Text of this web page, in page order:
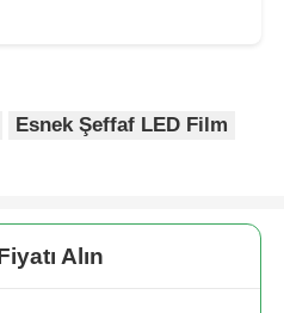
Esnek Şeffaf LED Film
Alın